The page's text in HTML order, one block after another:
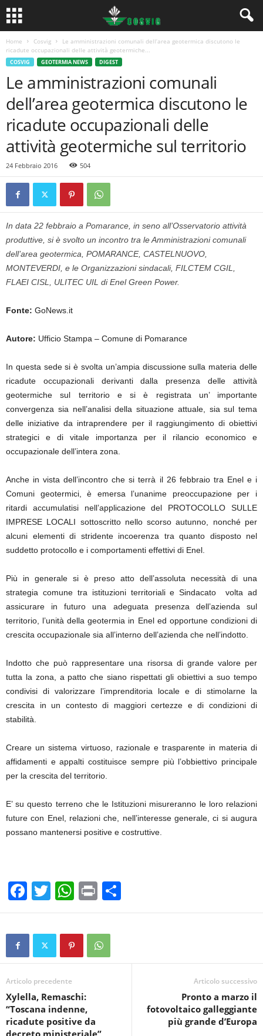
Home Cosvig
Le amministrazioni comunali dell’area geotermica discutono le
ricadute occupazionali delle attività geotermiche...
COSVIG GEOTERMIA NEWS DIGEST
Le amministrazioni comunali
dell’area geotermica discutono le
ricadute occupazionali delle
attività geotermiche sul territorio
24 Febbraio 2016 504
In data 22 febbraio a Pomarance, in seno all’Osservatorio attività
produttive, si è svolto un incontro tra le Amministrazioni comunali
dell’area geotermica, POMARANCE, CASTELNUOVO,
MONTEVERDI, e le Organizzazioni sindacali, FILCTEM CGIL,
FLAEI CISL, ULITEC UIL di Enel Green Power.
Fonte: GoNews.it
Autore: Ufficio Stampa – Comune di Pomarance
In questa sede si è svolta un’ampia discussione sulla materia delle
ricadute occupazionali derivanti dalla presenza delle attività
geotermiche sul territorio e si è registrata un’ importante
convergenza sia nell’analisi della situazione attuale, sia sul tema
delle iniziative da intraprendere per il raggiungimento di obiettivi
strategici e di vitale importanza per il rilancio economico e
occupazionale dell’intera zona.
Anche in vista dell’incontro che si terrà il 26 febbraio tra Enel e i
Comuni geotermici, è emersa l’unanime preoccupazione per i
ritardi accumulatisi nell’applicazione del PROTOCOLLO SULLE
IMPRESE LOCALI sottoscritto nello scorso autunno, nonché per
alcuni elementi di stridente incoerenza tra quanto disposto nel
suddetto protocollo e i comportamenti effettivi di Enel.
Più in generale si è preso atto dell’assoluta necessità di una
strategia comune tra istituzioni territoriali e Sindacato volta ad
assicurare in futuro una adeguata presenza dell’azienda sul
territorio, l’unità della geotermia in Enel ed opportune condizioni di
crescita occupazionale sia all’interno dell’azienda che nell’indotto.
Indotto che può rappresentare una risorsa di grande valore per
tutta la zona, a patto che siano rispettati gli obiettivi a suo tempo
condivisi di valorizzare l’imprenditoria locale e di stimolarne la
crescita in un contesto di maggiori certezze e di condizioni di
stabilità.
Creare un sistema virtuoso, razionale e trasparente in materia di
affidamenti e appalti costituisce sempre più l’obbiettivo principale
per la crescita del territorio.
E’ su questo terreno che le Istituzioni misureranno le loro relazioni
future con Enel, relazioni che, nell’interesse generale, ci si augura
possano mantenersi positive e costruttive.
F
a
c
b
o
o
k
T
wi
tt
W
h
at
s
A
p
Pr
in
t
o
vi
Articolo precedente
Xylella, Remaschi:
“Toscana indenne,
ricadute positive da
decreto ministeriale”
Articolo successivo
Pronto a marzo il
fotovoltaico galleggiante
più grande d’Europa